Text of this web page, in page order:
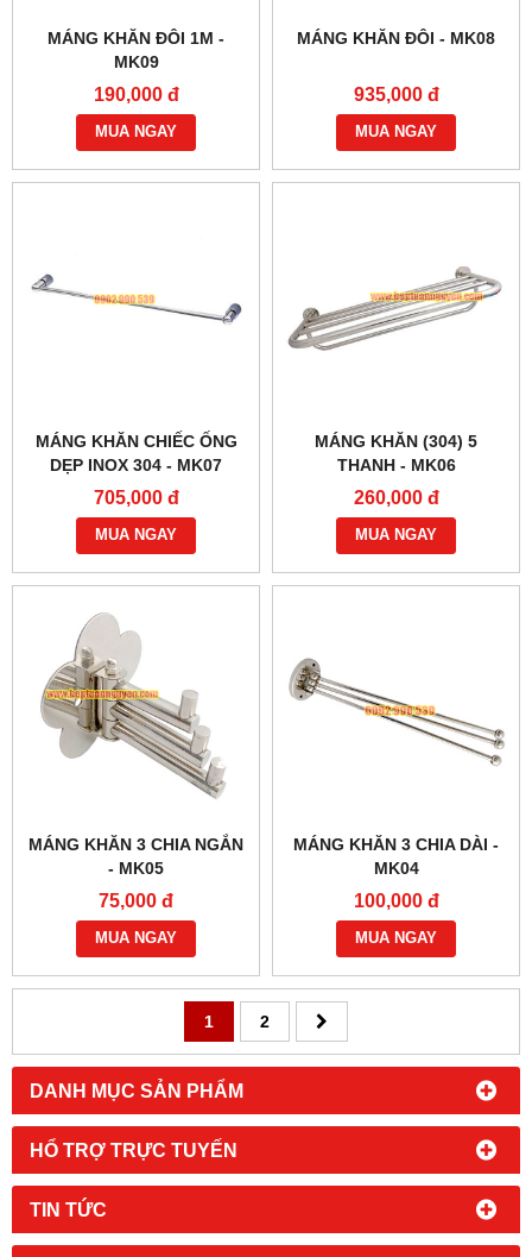
DANH MỤC SẢN PHẨM
HỔ TRỢ TRỰC TUYẾN
TIN TỨC
MÁNG KHĂN ĐÔI 1M -
MK09
190,000 đ
MUA NGAY
MÁNG KHĂN ĐÔI - MK08
935,000 đ
MUA NGAY
MÁNG KHĂN CHIẾC ỐNG
DẸP INOX 304 - MK07
705,000 đ
MUA NGAY
MÁNG KHĂN (304) 5
THANH - MK06
260,000 đ
MUA NGAY
MÁNG KHĂN 3 CHIA NGẮN
- MK05
75,000 đ
MUA NGAY
MÁNG KHĂN 3 CHIA DÀI -
MK04
100,000 đ
MUA NGAY
1 2